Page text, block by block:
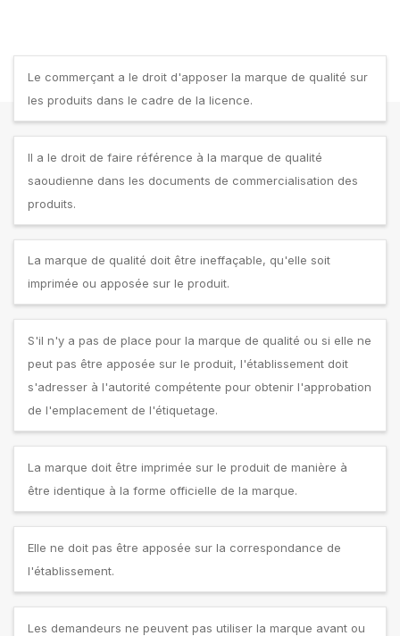
Le commerçant a le droit d'apposer la marque de qualité sur
les produits dans le cadre de la licence.
Il a le droit de faire référence à la marque de qualité
saoudienne dans les documents de commercialisation des
produits.
La marque de qualité doit être ineffaçable, qu'elle soit
imprimée ou apposée sur le produit.
S'il n'y a pas de place pour la marque de qualité ou si elle ne
peut pas être apposée sur le produit, l'établissement doit
s'adresser à l'autorité compétente pour obtenir l'approbation
de l'emplacement de l'étiquetage.
La marque doit être imprimée sur le produit de manière à
être identique à la forme officielle de la marque.
Elle ne doit pas être apposée sur la correspondance de
l'établissement.
Les demandeurs ne peuvent pas utiliser la marque avant ou